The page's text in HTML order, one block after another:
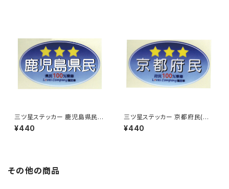
三ツ星ステッカー 鹿児島県民
(ブルー)
¥440
三ツ星ステッカー 京都府民(ブ
ルー)
¥440
その他の商品